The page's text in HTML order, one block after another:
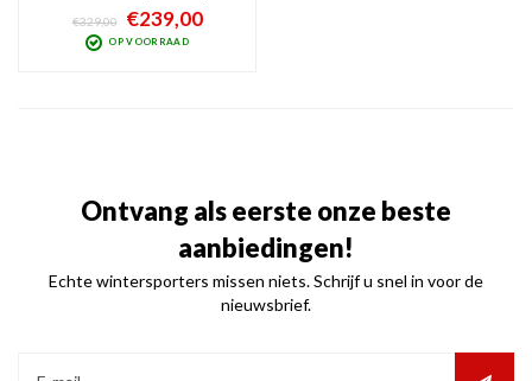
Hardshell skihelm. Optimale
bescherming en ventilatie en
optimaal zicht bij nagenoeg elk weer.
€329,00 €239,00
OP VOORRAAD
Ontvang als eerste onze beste
aanbiedingen!
Echte wintersporters missen niets. Schrijf u snel in voor de
nieuwsbrief.